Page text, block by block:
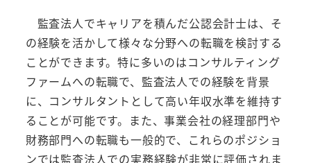
監査法人でキャリアを積んだ公認会計士は、そ
の経験を活かして様々な分野への転職を検討する
ことができます。特に多いのはコンサルティング
ファームへの転職で、監査法人での経験を背景
に、コンサルタントとして高い年収水準を維持す
ることが可能です。また、事業会社の経理部門や
財務部門への転職も一般的で、これらのポジショ
ンでは監査法人での実務経験が非常に評価されま